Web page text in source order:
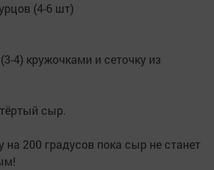
(4-6 шт)
4) кружочками и сеточку из
сыр.
на 200 градусов пока сыр не станет